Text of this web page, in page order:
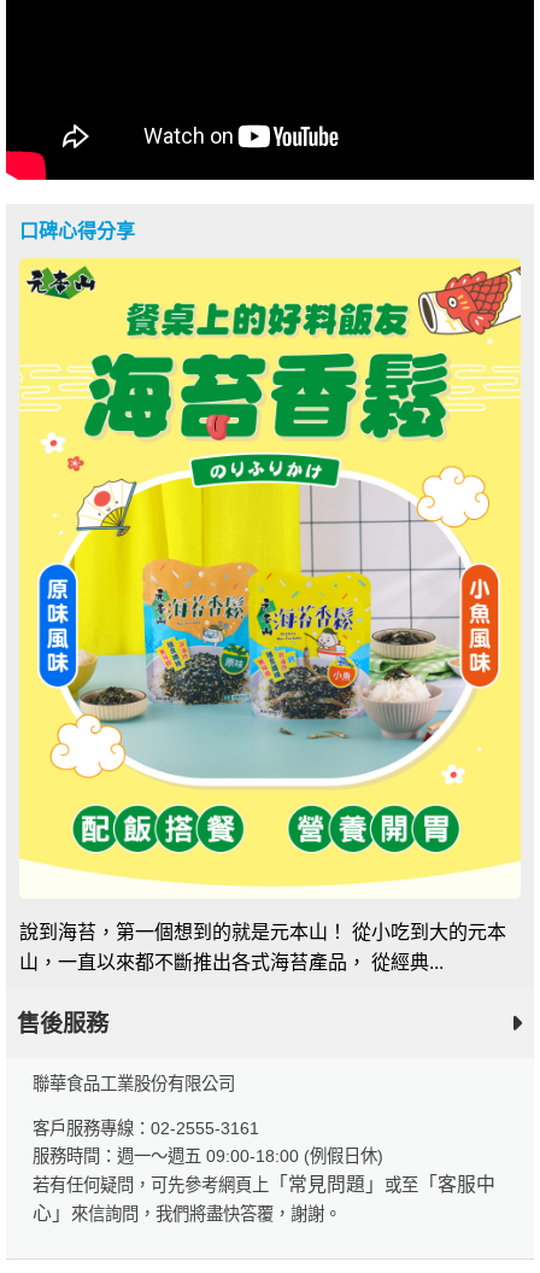
口碑心得分享
說到海苔，第一個想到的就是元本山！ 從小吃到大的元本
山，一直以來都不斷推出各式海苔產品， 從經典...
售後服務
聯華食品工業股份有限公司
客戶服務專線：02-2555-3161
服務時間：週一～週五 09:00-18:00 (例假日休)
若有任何疑問，可先參考網頁上 「常見問題」 或至「客服中
心」
來信詢問，我們將盡快答覆，謝謝。